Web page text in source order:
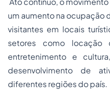
um aumento na ocupação
visitantes em locais
setores como locação
entretenimento e
desenvolvimento de
diferentes regiões do país.